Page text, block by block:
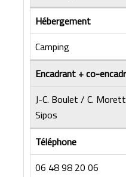
Hébergement
Camping
Encadrant + co-
J-C. Boulet / C.
Sipos
Téléphone
06 48 98 20 06